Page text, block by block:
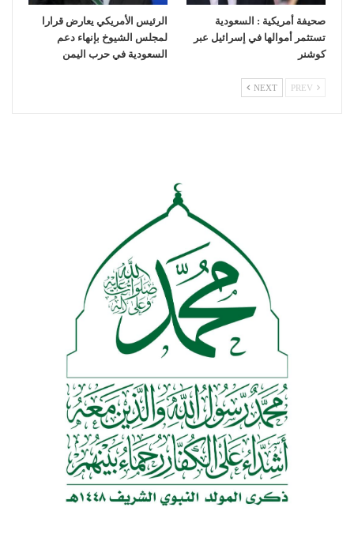
صحيفة أمريكية : السعودية
تستثمر أموالها في إسرائيل عبر
كوشنر
الرئيس الأمريكي يعارض قرارا
لمجلس الشيوخ بإنهاء دعم
السعودية في حرب اليمن
NEXT